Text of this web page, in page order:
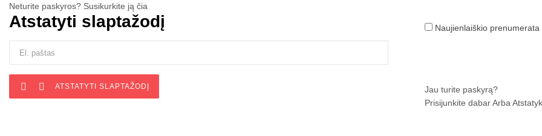
Neturite paskyros? Susikurkite ją čia
Atstatyti slaptažodį
  ATSTATYTI SLAPTAŽODĮ
Naujienlaiškio prenumerata
Jau turite paskyrą?
Prisijunkite dabarArba